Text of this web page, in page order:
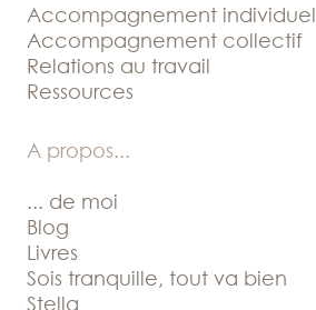
Accompagnement individuel
Accompagnement collectif
Relations au travail
Ressources
A propos...
... de moi
Blog
Livres
Sois tranquille, tout va bien
Stella